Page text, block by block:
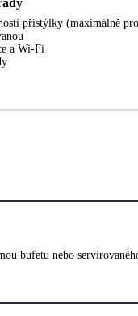
přistýlky (maximálně
a Wi-Fi
bufetu nebo